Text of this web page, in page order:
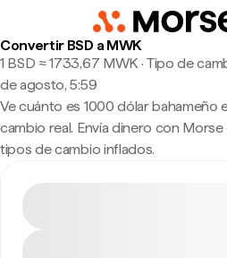
Convertir BSD a MWK
1 BSD ≈ 1733,67 MWK · Tipo de
de agosto, 5:59
Ve cuánto es 1000 dólar bahameño
cambio real. Envía dinero con
tipos de cambio inflados.